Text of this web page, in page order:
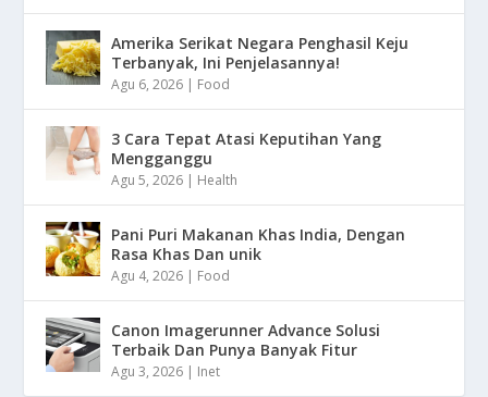
Amerika Serikat Negara Penghasil Keju
Terbanyak, Ini Penjelasannya!
Agu 6, 2026 | Food
3 Cara Tepat Atasi Keputihan Yang
Mengganggu
Agu 5, 2026 | Health
Pani Puri Makanan Khas India, Dengan
Rasa Khas Dan unik
Agu 4, 2026 | Food
Canon Imagerunner Advance Solusi
Terbaik Dan Punya Banyak Fitur
Agu 3, 2026 | Inet